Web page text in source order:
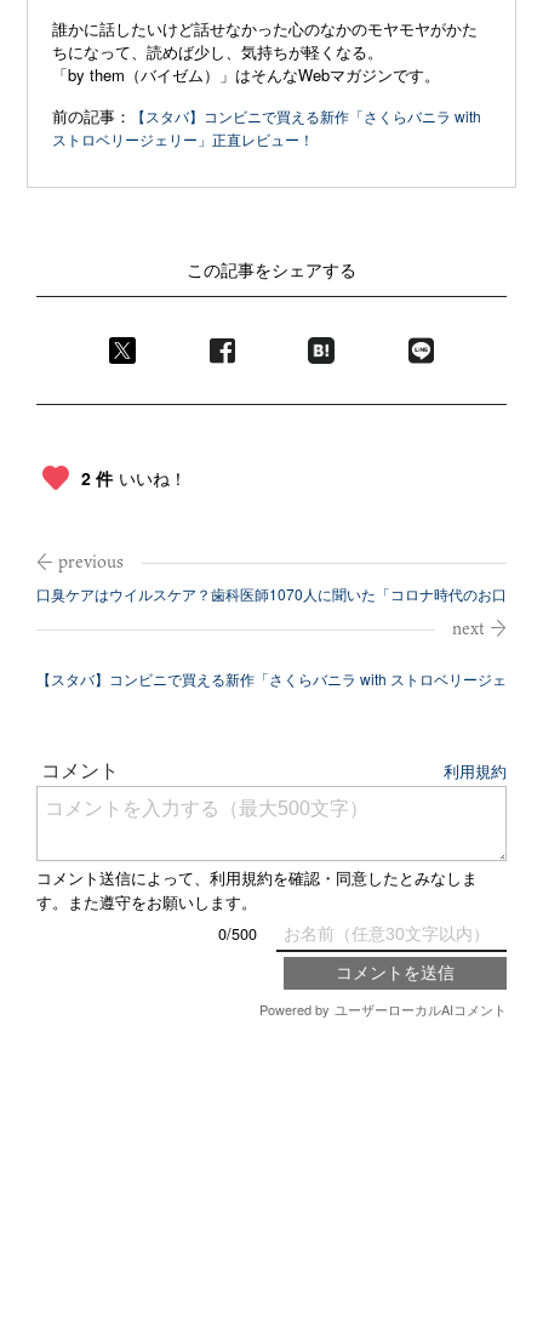
誰かに話したいけど話せなかった心のなかのモヤモヤがかた
ちになって、読めば少し、気持ちが軽くなる。
「by them（バイゼム）」はそんなWebマガジンです。
前の記事：
【スタバ】コンビニで買える新作「さくらバニラ with
ストロベリージェリー」正直レビュー！
この記事をシェアする
2 件 いいね！
口臭ケアはウイルスケア？歯科医師1070人に聞いた「コロナ時代のお口
【スタバ】コンビニで買える新作「さくらバニラ with ストロベリージェ